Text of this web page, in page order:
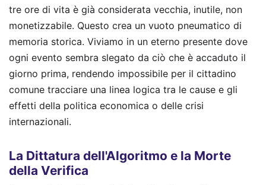
tre ore di vita è già considerata vecchia, inutile, non
monetizzabile. Questo crea un vuoto pneumatico di
memoria storica. Viviamo in un eterno presente dove
ogni evento sembra slegato da ciò che è accaduto il
giorno prima, rendendo impossibile per il cittadino
comune tracciare una linea logica tra le cause e gli
effetti della politica economica o delle crisi
internazionali.
La Dittatura dell'Algoritmo e la Morte
della Verifica